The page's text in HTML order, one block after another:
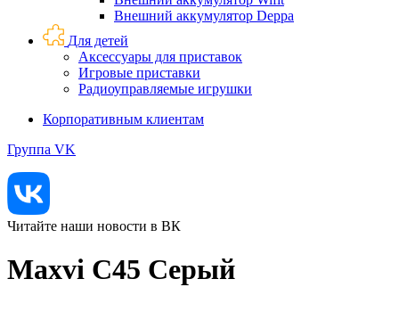
Внешний аккумулятор Deppa
Для детей
Аксессуары для приставок
Игровые приставки
Радиоуправляемые игрушки
Корпоративным клиентам
Группа VK
Читайте наши новости в ВК
Maxvi C45 Серый